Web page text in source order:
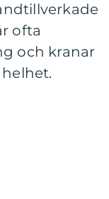
ofta
och kranar